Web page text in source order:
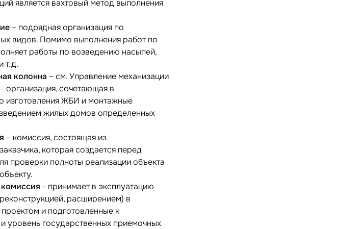
является вахтовый метод выполнения
– подрядная организация по
видов. Помимо выполнения работ по
работы по возведению насыпей,
т.д.
колонна – см. Управление механизации
– организация, сочетающая в
изготовления ЖБИ и монтажные
жилых домов определенных
– комиссия, состоящая из
которая создается перед
проверки полноты реализации объекта
- принимает в эксплуатацию
расширением) в
и подготовленные к
уровень государственных приемочных